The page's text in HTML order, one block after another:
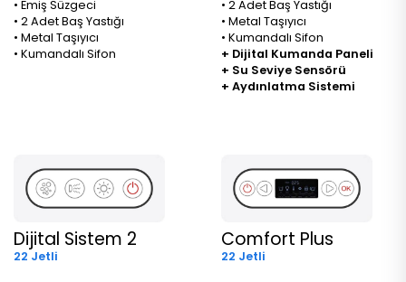
• Emiş Süzgeci
• 2 Adet Baş Yastığı
• Metal Taşıyıcı
• Kumandalı Sifon
• 2 Adet Baş Yastığı
• Metal Taşıyıcı
• Kumandalı Sifon
+ Dijital Kumanda Paneli
+ Su Seviye Sensörü
+ Aydınlatma Sistemi
Dijital Sistem 2
22 Jetli
Comfort Plus
22 Jetli